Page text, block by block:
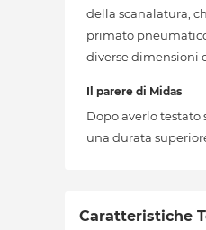
della scanalatura,
primato
diverse dimensioni
Il parere di Midas
Dopo averlo
una durata
Caratteristiche